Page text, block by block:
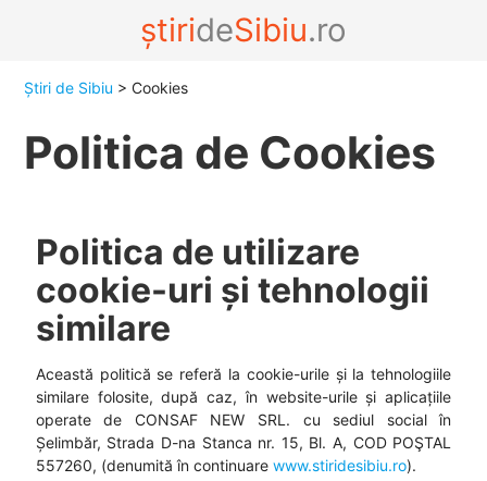
știrideSibiu.ro
Știri de Sibiu > Cookies
Politica de Cookies
Politica de utilizare
cookie-uri și tehnologii
similare
Această politică se referă la cookie-urile și la tehnologiile
similare folosite, după caz, în website-urile și aplicațiile
operate de CONSAF NEW SRL. cu sediul social în
Șelimbăr, Strada D-na Stanca nr. 15, Bl. A, COD POŞTAL
557260, (denumită în continuare www.stiridesibiu.ro).